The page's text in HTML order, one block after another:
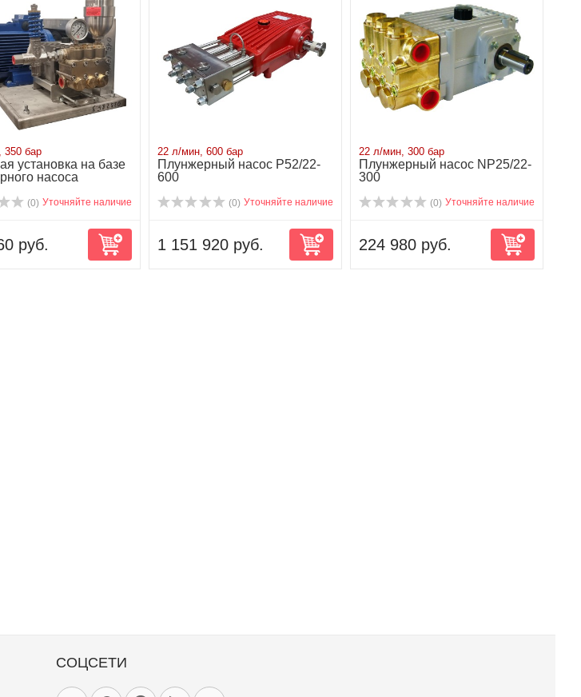
350 бар
установка на базе
насоса
(0) Уточняйте наличие
руб.
22 л/мин, 600 бар
Плунжерный насос P52/22-
600
(0) Уточняйте наличие
1 151 920 руб.
22 л/мин, 300 бар
Плунжерный насос NP25/22-
300
(0) Уточняйте наличие
224 980 руб.
СОЦСЕТИ